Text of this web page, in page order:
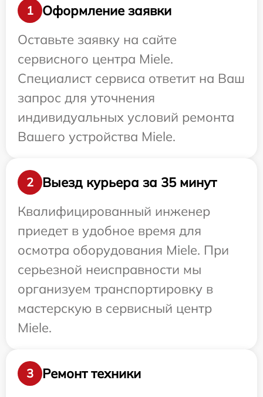
1
Оформление заявки
Оставьте заявку на сайте
сервисного центра Miele.
Специалист сервиса ответит на Ваш
запрос для уточнения
индивидуальных условий ремонта
Вашего устройства Miele.
2
Выезд курьера за 35 минут
Квалифицированный инженер
приедет в удобное время для
осмотра оборудования Miele. При
серьезной неисправности мы
организуем транспортировку в
мастерскую в сервисный центр
Miele.
3
Ремонт техники